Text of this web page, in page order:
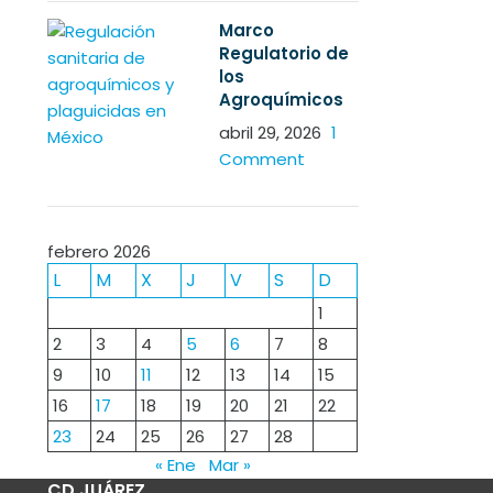
Marco
Regulatorio de
los
Agroquímicos
abril 29, 2026 1
Comment
febrero 2026
L M X J V S D
1
2
3 4 5 6 7
8
9
10 11 12 13 14
15
16
17 18 19 20 21
22
23
24 25 26 27
28
« Ene
Mar »